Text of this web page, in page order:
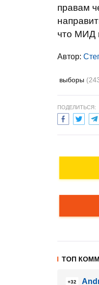
правам
что МИД
Автор:
выборы
ПОДЕЛИТЬСЯ:
ТОП
+32